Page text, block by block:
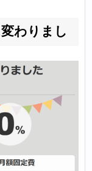
わりまし